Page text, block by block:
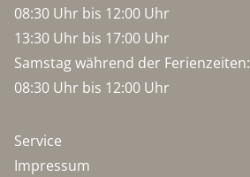
08:30 Uhr bis 12:00 Uhr
13:30 Uhr bis 17:00 Uhr
Samstag während der Ferienzeiten:
08:30 Uhr bis 12:00 Uhr
Service
Impressum